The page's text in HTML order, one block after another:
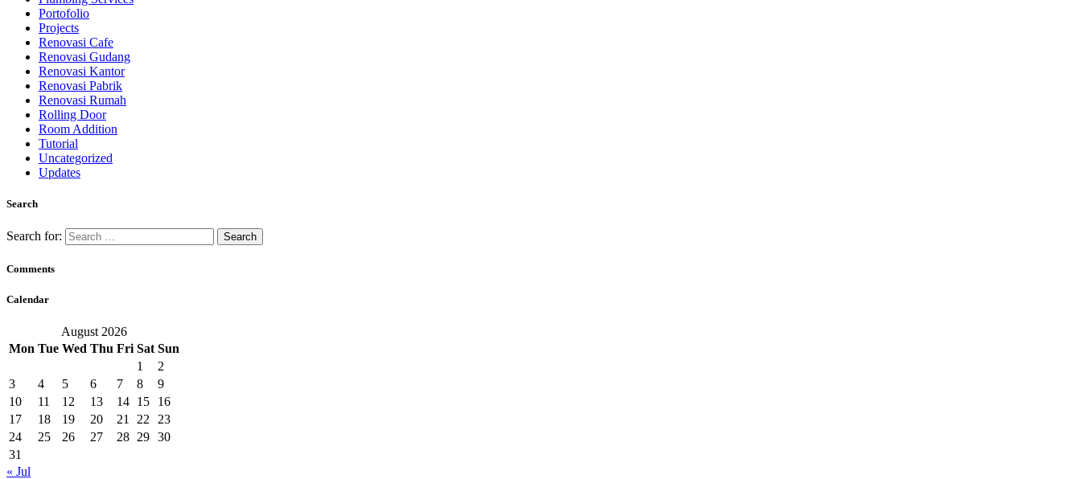
Portofolio
Projects
Renovasi Cafe
Renovasi Gudang
Renovasi Kantor
Renovasi Pabrik
Renovasi Rumah
Rolling Door
Room Addition
Tutorial
Uncategorized
Updates
Search
Search for:
Comments
Calendar
August 2026
Mon Tue Wed Thu Fri Sat Sun
1
2
3
4 5 6 7 8
9
10
11 12 13 14 15
16
17
18 19 20 21 22
23
24
25 26 27 28 29 30
31
« Jul